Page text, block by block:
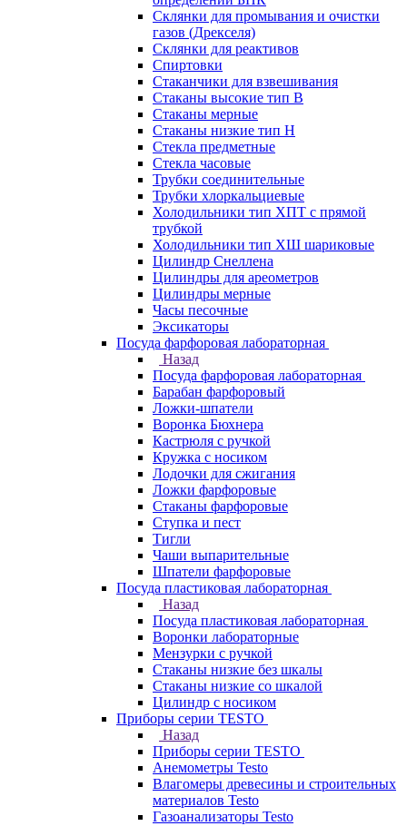
Склянки для промывания и очистки
газов (Дрекселя)
Склянки для реактивов
Спиртовки
Стаканчики для взвешивания
Стаканы высокие тип В
Стаканы мерные
Стаканы низкие тип Н
Стекла предметные
Стекла часовые
Трубки соединительные
Трубки хлоркальциевые
Холодильники тип ХПТ с прямой
трубкой
Холодильники тип ХШ шариковые
Цилиндр Снеллена
Цилиндры для ареометров
Цилиндры мерные
Часы песочные
Эксикаторы
Посуда фарфоровая лабораторная
Назад
Посуда фарфоровая лабораторная
Барабан фарфоровый
Ложки-шпатели
Воронка Бюхнера
Кастрюля с ручкой
Кружка с носиком
Лодочки для сжигания
Ложки фарфоровые
Стаканы фарфоровые
Ступка и пест
Тигли
Чаши выпарительные
Шпатели фарфоровые
Посуда пластиковая лабораторная
Назад
Посуда пластиковая лабораторная
Воронки лабораторные
Мензурки с ручкой
Стаканы низкие без шкалы
Стаканы низкие со шкалой
Цилиндр с носиком
Приборы серии TESTO
Назад
Приборы серии TESTO
Анемометры Testo
Влагомеры древесины и строительных
материалов Testo
Газоанализаторы Testo